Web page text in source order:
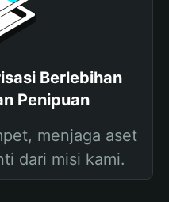
Berlebihan
Penipuan
menjaga aset
dari misi kami.